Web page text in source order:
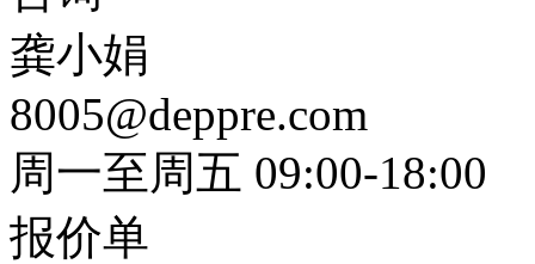
龚小娟
8005@deppre.com
周一至周五 09:00-18:00
报价单